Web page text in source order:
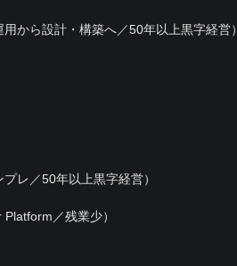
から設計・構築へ／50年以上黒字経営）
レ／50年以上黒字経営）
／残業少）